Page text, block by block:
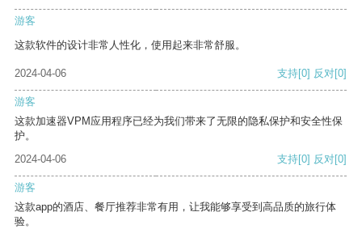
游客
这款软件的设计非常人性化，使用起来非常舒服。
2024-04-06 支持[0] 反对[0]
游客
这款加速器VPM应用程序已经为我们带来了无限的隐私保护和安全性保
护。
2024-04-06
支持[0] 反对[0]
游客
这款app的酒店、餐厅推荐非常有用，让我能够享受到高品质的旅行体
验。